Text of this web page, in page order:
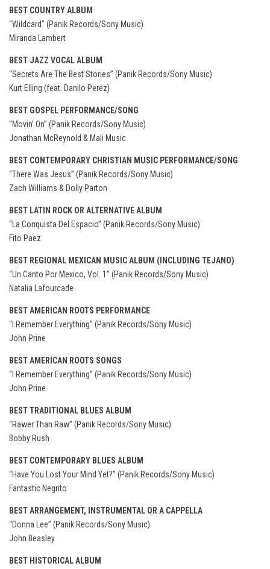
BEST COUNTRY ALBUM
“Wildcard” (Panik Records/Sony Music)
Miranda Lambert
BEST JAZZ VOCAL ALBUM
“Secrets Are The Best Stories” (Panik Records/Sony Music)
Kurt Elling (feat. Danilo Perez)
BEST GOSPEL PERFORMANCE/SONG
“Movin’ On” (Panik Records/Sony Music)
Jonathan McReynold & Mali Music
BEST CONTEMPORARY CHRISTIAN MUSIC PERFORMANCE/SONG
“There Was Jesus” (Panik Records/Sony Music)
Zach Williams & Dolly Parton
BEST LATIN ROCK OR ALTERNATIVE ALBUM
“La Conquista Del Espacio” (Panik Records/Sony Music)
Fito Paez
BEST REGIONAL MEXICAN MUSIC ALBUM (INCLUDING TEJANO)
“Un Canto Por Mexico, Vol. 1” (Panik Records/Sony Music)
Natalia Lafourcade
BEST AMERICAN ROOTS PERFORMANCE
“I Remember Everything” (Panik Records/Sony Music)
John Prine
BEST AMERICAN ROOTS SONGS
“I Remember Everything” (Panik Records/Sony Music)
John Prine
BEST TRADITIONAL BLUES ALBUM
“Rawer Than Raw” (Panik Records/Sony Music)
Bobby Rush
BEST CONTEMPORARY BLUES ALBUM
“Have You Lost Your Mind Yet?” (Panik Records/Sony Music)
Fantastic Negrito
BEST ARRANGEMENT, INSTRUMENTAL OR A CAPPELLA
“Donna Lee” (Panik Records/Sony Music)
John Beasley
BEST HISTORICAL ALBUM